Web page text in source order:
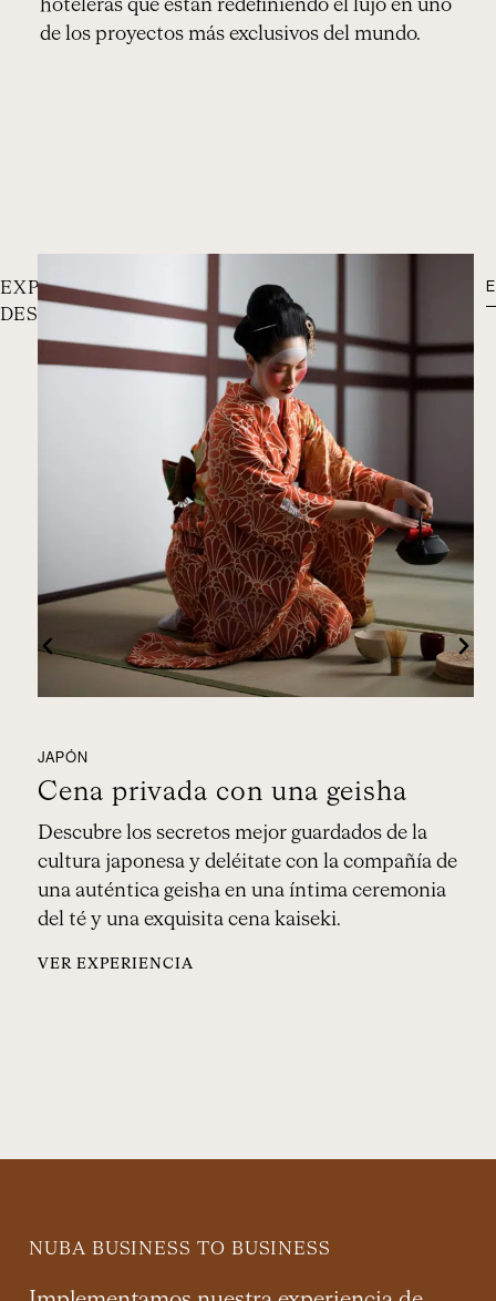
hoteleras que están redefiniendo el lujo en uno
de los proyectos más exclusivos del mundo.
EXPERIENCIAS
DESTACADAS
Descubre los secretos mejor guardados de la
cultura japonesa y deléitate con la compañía de
una auténtica geisha en una íntima ceremonia
del té y una exquisita cena kaiseki.
VER EXPERIENCIA
JAPÓN
Cena privada con una geisha
NUBA BUSINESS TO BUSINESS